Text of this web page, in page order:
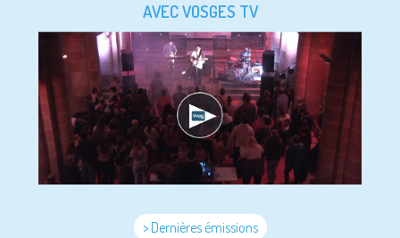
AVEC VOSGES TV
> Dernières émissions